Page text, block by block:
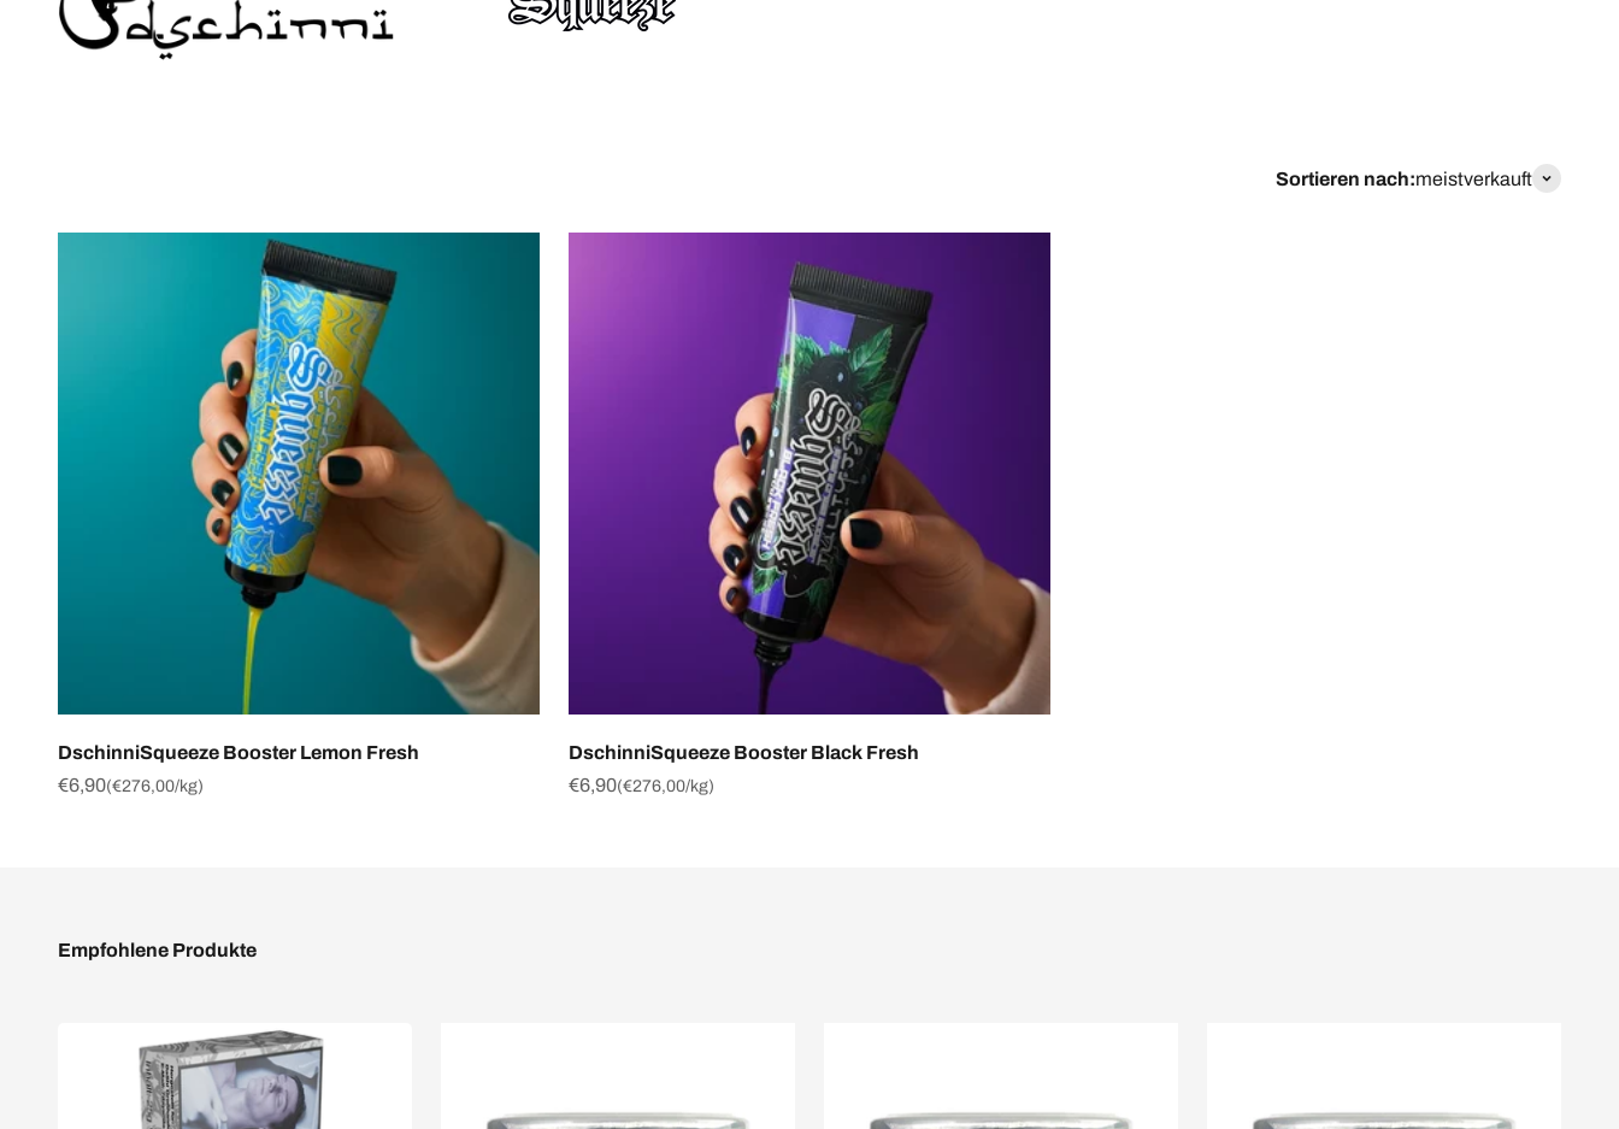
Sortieren nach:meistverkauft
DschinniSqueeze Booster Lemon Fresh
Angebot
€6,90(€276,00/kg)
DschinniSqueeze Booster Black Fresh
Angebot
€6,90(€276,00/kg)
Empfohlene Produkte